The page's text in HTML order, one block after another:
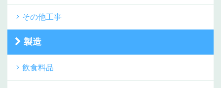
その他工事
製造
飲食料品